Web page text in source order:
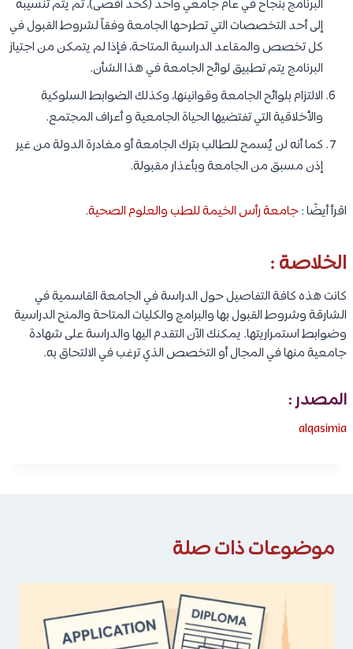
البرنامج بنجاح في عام جامعي واحد (كحد أقصى)، ثم يتم تنسيبه
إلى أحد التخصصات التي تطرحها الجامعة وفقاً لشروط القبول في
كل تخصص والمقاعد الدراسية المتاحة، فإذا لم يتمكن من اجتياز
البرنامج يتم تطبيق لوائح الجامعة في هذا الشأن.
الالتزام بلوائح الجامعة وقوانينها، وكذلك الضوابط السلوكية
والأخلاقية التي تفتضيها الحياة الجامعية و أعراف المجتمع.
كما أنه لن يُسمح للطالب بترك الجامعة أو مغادرة الدولة من غير
إذن مسبق من الجامعة وبأعذار مقبولة.​
اقرأ أيضًا :جامعة رأس الخيمة للطب والعلوم الصحية.
الخلاصة :
كانت هذه كافة التفاصيل حول الدراسة في الجامعة القاسمية في
الشارقة وشروط القبول بها والبرامج والكليات المتاحة والمنح الدراسية
وضوابط استمراريتها. يمكنك الآن التقدم اليها والدراسة على شهادة
جامعية منها في المجال أو التخصص الذي ترغب في الالتحاق به.
المصدر :
alqasimia
موضوعات ذات صلة